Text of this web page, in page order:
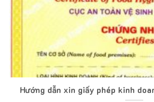
Hướng dẫn xin giấy phép kinh